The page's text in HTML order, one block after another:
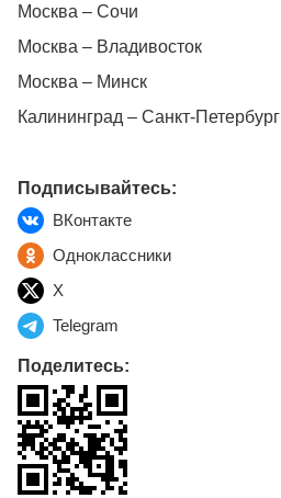
Москва – Сочи
Москва – Владивосток
Москва – Минск
Калининград – Санкт-Петербург
Подписывайтесь:
ВКонтакте
Одноклассники
X
Telegram
Поделитесь: